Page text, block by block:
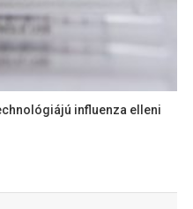
influenza elleni